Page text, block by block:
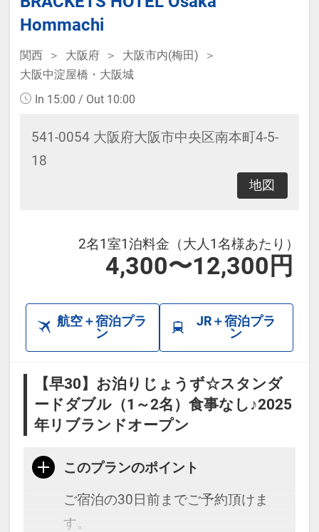
Hommachi
関西 大阪府
大阪市内(梅田)
大阪中淀屋橋・大阪城
In 15:00 / Out 10:00
541-0054 大阪府大阪市中央区南本町4-5-
18
地図
2名1室1泊料金（大人1名様あたり）
4,300〜12,300円
航空＋宿泊プラ
ン
JR＋宿泊プラ
ン
【早30】お泊りじょうず☆スタンダ
ードダブル（1～2名）食事なし♪2025
年リブランドオープン
このプランのポイント
ご宿泊の30日前までご予約頂けま
す。